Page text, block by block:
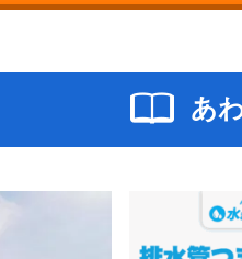
あ